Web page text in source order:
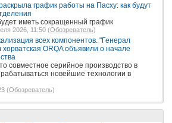
график работы на Пасху: как будут
иметь сокращенный график
2026, 11:50 (Обозреватель)
всех компонентов. "Генерал
ORQA объявили о начале
совместное серийное производство в
новейшие технологии в
(Обозреватель)